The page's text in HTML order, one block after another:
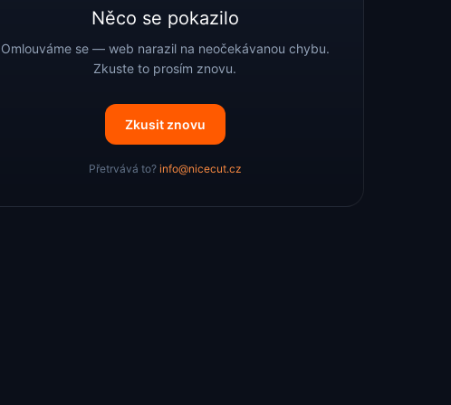
Něco se pokazilo
Omlouváme se — web narazil na neočekávanou chybu.
Zkuste to prosím znovu.
Zkusit znovu
Přetrvává to? info@nicecut.cz